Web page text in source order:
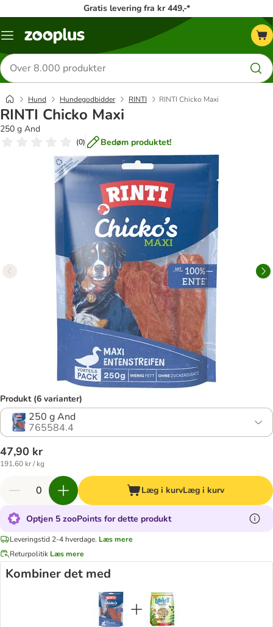
Gratis levering fra kr 449,-*
Menu
Søg
efter
produkter
Hund Hundegodbidder RINTI RINTI Chicko Maxi
RINTI Chicko Maxi
250 g And
(0) Bedøm produktet!
Produkt (6 varianter)
250 g And
765584.4
47,90 kr
191,60 kr / kg
Læg i kurvLæg i kurv
Optjen 5 zooPoints for dette produkt
Leveringstid 2-4 hverdage. Læs mere
Returpolitik Læs mere
Kombiner det med